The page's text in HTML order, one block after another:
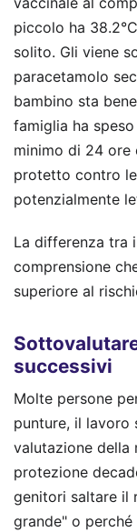
piccolo ha
solito. Gli viene
paracetamolo
bambino sta
famiglia ha
minimo di 24 ore
protetto contro
potenzialmente
La differenza tra
comprensione
superiore al
successivi
Molte persone
punture, il lavoro
valutazione della
protezione
genitori saltare il
grande" o